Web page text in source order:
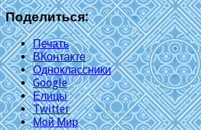
Поделиться:
Печать
ВКонтакте
Одноклассники
Google
Елицы
Twitter
Мой Мир